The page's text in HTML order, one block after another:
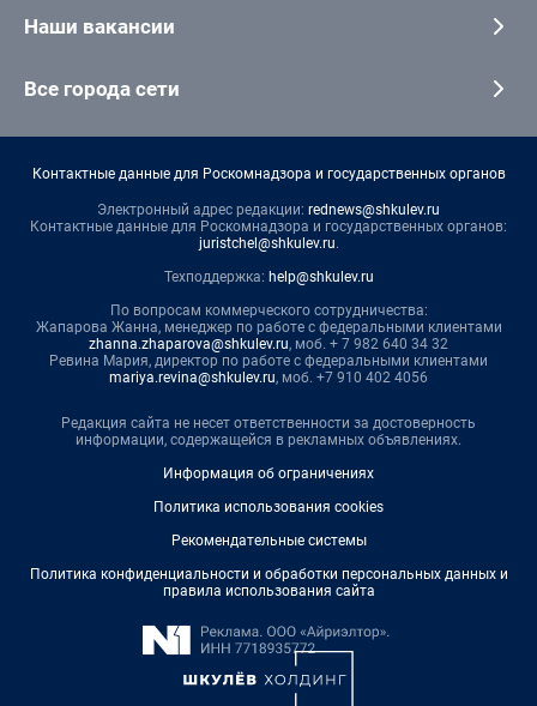
Наши вакансии
Все города сети
Контактные данные для Роскомнадзора и государственных органов
Электронный адрес редакции: rednews@shkulev.ru
Контактные данные для Роскомнадзора и государственных органов:
juristchel@shkulev.ru.
Техподдержка: help@shkulev.ru
По вопросам коммерческого сотрудничества:
Жапарова Жанна, менеджер по работе с федеральными клиентами
zhanna.zhaparova@shkulev.ru, моб. + 7 982 640 34 32
Ревина Мария, директор по работе с федеральными клиентами
mariya.revina@shkulev.ru, моб. +7 910 402 4056
Редакция сайта не несет ответственности за достоверность
информации, содержащейся в рекламных объявлениях.
Информация об ограничениях
Политика использования cookies
Рекомендательные системы
Политика конфиденциальности и обработки персональных данных и
правила использования сайта